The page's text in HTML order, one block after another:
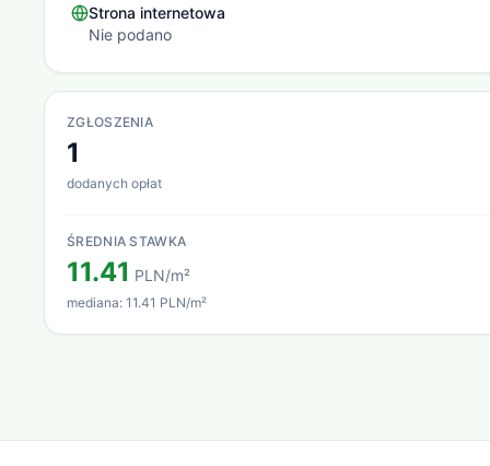
Strona internetowa
Nie podano
ZGŁOSZENIA
1
dodanych opłat
ŚREDNIA STAWKA
11.41 PLN/m²
mediana: 11.41 PLN/m²